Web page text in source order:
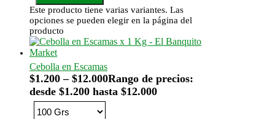
Este producto tiene varias variantes. Las
opciones se pueden elegir en la página del
producto
Cebolla en Escamas
$1.200 – $12.000Rango de precios:
desde $1.200 hasta $12.000